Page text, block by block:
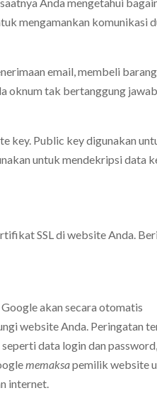
mengamankan komunikasi
email, membeli barang
oknum tak bertanggung
key. Public key digunakan
untuk mendekripsi data
SSL di website Anda.
akan secara otomatis
website Anda. Peringatan
data login dan
memaksapemilik website
internet.